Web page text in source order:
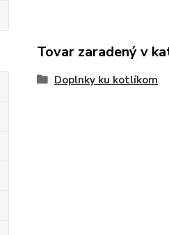
Tovar zaradený v
Doplnky ku kotlíkom